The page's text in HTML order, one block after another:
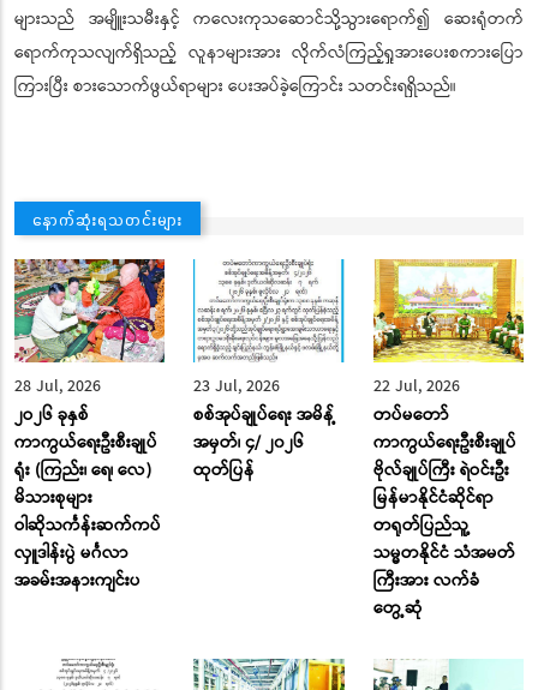
များသည် အမျိူးသမီးနှင့် ကလေးကုသဆောင်သို့သွားရောက်၍ ဆေးရုံတက်
ရောက်ကုသလျက်ရှိသည့် လူနာများအား လိုက်လံကြည့်ရှုအားပေးစကားပြော
ကြားပြီး စားသောက်ဖွယ်ရာများ ပေးအပ်ခဲ့ကြောင်း သတင်းရရှိသည်။
နောက်ဆုံးရသတင်းများ
28 Jul, 2026
၂ဝ၂၆ ခုနှစ်
ကာကွယ်ရေးဦးစီးချုပ်
ရုံး (ကြည်း၊ ရေ၊ လေ)
မိသားစုများ
ဝါဆိုသင်္ကန်းဆက်ကပ်
လှူဒါန်းပွဲ မင်္ဂလာ
အခမ်းအနားကျင်းပ
23 Jul, 2026
စစ်အုပ်ချုပ်ရေး အမိန့်
အမှတ်၊ ၄/ ၂၀၂၆
ထုတ်ပြန်
22 Jul, 2026
တပ်မတော်
ကာကွယ်ရေးဦးစီးချုပ်
ဗိုလ်ချုပ်ကြီး ရဲဝင်းဦး
မြန်မာနိုင်ငံဆိုင်ရာ
တရုတ်ပြည်သူ့
သမ္မတနိုင်ငံ သံအမတ်
ကြီးအား လက်ခံ
တွေ့ဆုံ